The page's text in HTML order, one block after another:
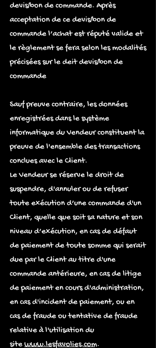
devis/bon de commande. Après
acceptation de ce devis/bon de
commande l’achat est réputé valide et
le règlement se fera selon les modalités
précisées sur le deit devis/bon de
commande
Sauf preuve contraire, les données
enregistrées dans le système
informatique du Vendeur constituent la
preuve de l'ensemble des transactions
conclues avec le Client.
Le Vendeur se réserve le droit de
suspendre, d'annuler ou de refuser
toute exécution d’une commande d'un
Client, quelle que soit sa nature et son
niveau d’exécution, en cas de défaut
de paiement de toute somme qui serait
due par le Client au titre d'une
commande antérieure, en cas de litige
de paiement en cours d'administration,
en cas d'incident de paiement, ou en
cas de fraude ou tentative de fraude
relative à l'utilisation du
site www.lesfavolies.com.